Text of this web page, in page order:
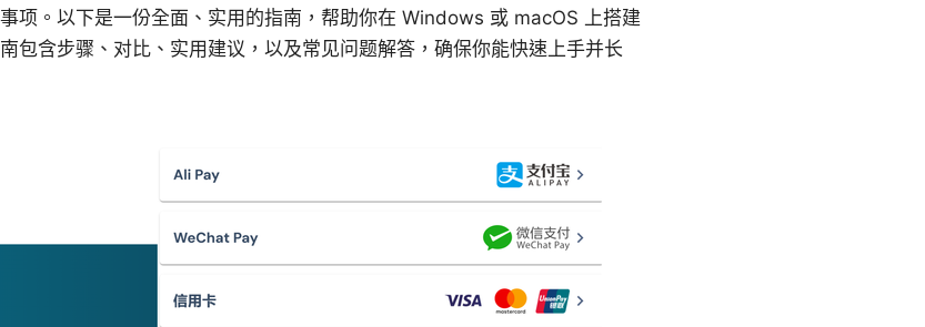
项。以下是一份全面、实用的指南，帮助你在 Windows 或 macOS 上搭建
包含步骤、对比、实用建议，以及常见问题解答，确保你能快速上手并长